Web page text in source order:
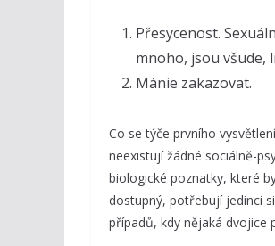
Přesycenost.
mnoho, jsou všude,
Mánie zakazovat.
Co se týče prvního
neexistují žádné sociálně-
biologické poznatky, které
dostupný, potřebují jedinci
případů, kdy nějaká dvojice